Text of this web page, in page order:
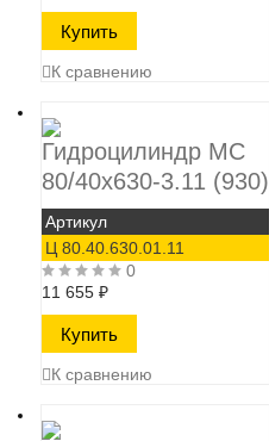
К сравнению
Гидроцилиндр МС
80/40х630-3.11 (930)
Артикул
Ц 80.40.630.01.11
0
11 655 ₽
К сравнению